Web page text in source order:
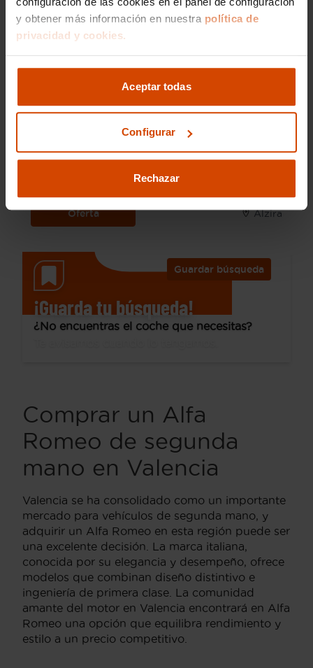
y obtener más información en nuestra política de
privacidad y cookies.
Aceptar todas
Configurar
Rechazar
Desde 405 € /mes*
Alfa Romeo Stelvio
2.2 Diésel 154kW (210CV) TI Q4
Automática
Oferta Alzira
Guardar búsqueda
¡Guarda tu búsqueda!
¿No encuentras el coche que necesitas?
Comprar un Alfa
Romeo de segunda
mano en Valencia
Valencia se ha consolidado como un importante
mercado para vehículos de segunda mano, y
adquirir un Alfa Romeo en esta región puede ser
una excelente decisión. La marca italiana,
conocida por su elegancia y desempeño, ofrece
modelos que combinan diseño distintivo e
ingeniería de primera clase. La comunidad
amante del motor en Valencia encontrará en Alfa
Romeo una opción que equilibra rendimiento y
estilo a un precio competitivo.